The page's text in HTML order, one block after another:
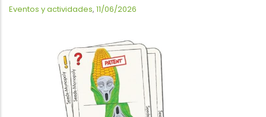
Eventos y actividades, 11/06/2026